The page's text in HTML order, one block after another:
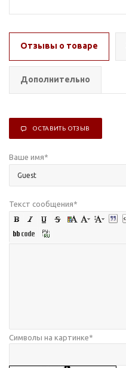
Отзывы о товаре
Дополнительно
ОСТАВИТЬ ОТЗЫВ
Ваше имя*
Текст сообщения*
Символы на картинке*